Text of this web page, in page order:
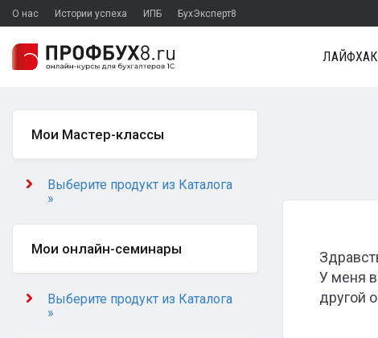
О нас Истории успеха ИПБ БухЭксперт8
У меня
другой
Мои Мастер-классы
Выберите продукт из Каталога
»
Мои онлайн-семинары
Выберите продукт из Каталога
»